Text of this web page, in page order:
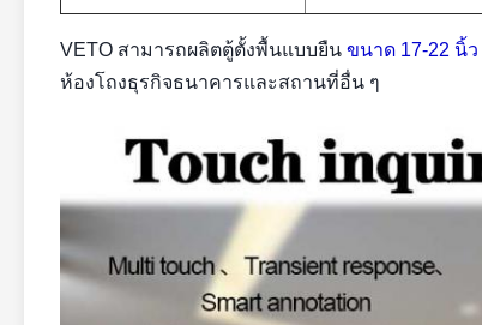
VETO สามารถผลิตตู้ตั้งพื้นแบบยืน ขนาด 17-22 นิ้ว
ห้องโถงธุรกิจธนาคารและสถานที่อื่น ๆ